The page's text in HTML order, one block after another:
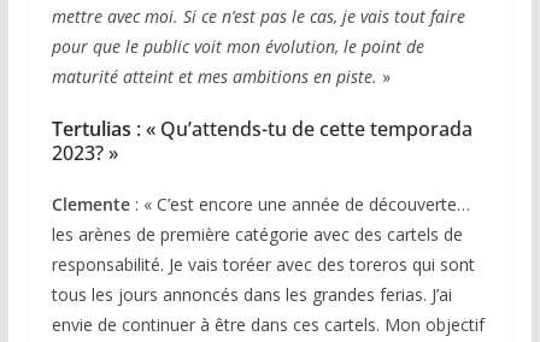
mettre avec moi. Si ce n’est pas le cas, je vais tout faire
pour que le public voit mon évolution, le point de
maturité atteint et mes ambitions en piste. »
Tertulias : « Qu’attends-tu de cette temporada
2023? »
Clemente : « C’est encore une année de découverte…
les arènes de première catégorie avec des cartels de
responsabilité. Je vais toréer avec des toreros qui sont
tous les jours annoncés dans les grandes ferias. J’ai
envie de continuer à être dans ces cartels. Mon objectif